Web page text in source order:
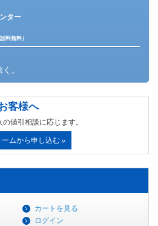
ター
料無料）
。
客様へ
値引相談に応じます。
ームから申し込む
カートを見る
ログイン